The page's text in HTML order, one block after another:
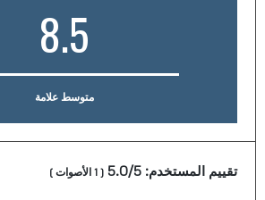
8.5
متوسط علامة
تقييم المستخدم: 5.0/5
(
1 الأصوات )